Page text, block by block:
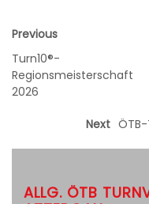
Previous
Turn10®-
Regionsmeisterschaft
2026
Next
ALLG. ÖTB